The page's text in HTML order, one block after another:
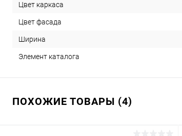
Цвет каркаса
Цвет фасада
Ширина
Элемент каталога
ПОХОЖИЕ ТОВАРЫ (4)